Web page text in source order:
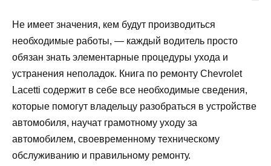
Не имеет значения, кем будут производиться
необходимые работы, — каждый водитель просто
обязан знать элементарные процедуры ухода и
устранения неполадок. Книга по ремонту Chevrolet
Lacetti содержит в себе все необходимые сведения,
которые помогут владельцу разобраться в устройстве
автомобиля, научат грамотному уходу за
автомобилем, своевременному техническому
обслуживанию и правильному ремонту.